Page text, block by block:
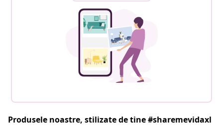
Produsele noastre, stilizate de tine #sharemevidaxl